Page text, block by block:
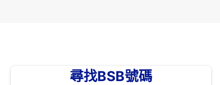
尋找BSB號碼